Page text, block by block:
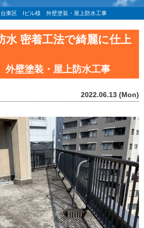
台東区 Iビル様 外壁塗装・屋上防水工事
水 密着工法で綺麗に仕上
壁塗装・屋上防水工事
2022.06.13 (Mon)